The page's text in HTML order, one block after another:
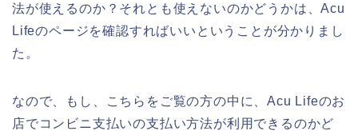
法が使えるのか？それとも使えないのかどうかは、Acu
Lifeのページを確認すればいいということが分かりまし
た。
なので、もし、こちらをご覧の方の中に、Acu Lifeのお
店でコンビニ支払いの支払い方法が利用できるのかど